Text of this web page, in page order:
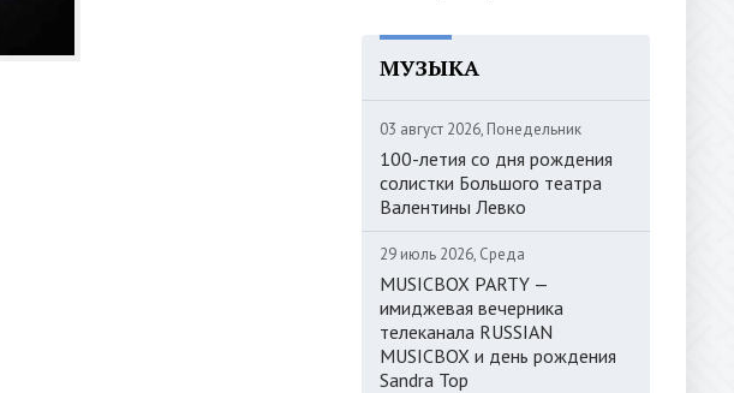
МУЗЫКА
03 август 2026, Понедельник
100-летия со дня рождения
солистки Большого театра
Валентины Левко
29 июль 2026, Среда
MUSICBOX PARTY —
имиджевая вечерника
телеканала RUSSIAN
MUSICBOX и день рождения
Sandra Top